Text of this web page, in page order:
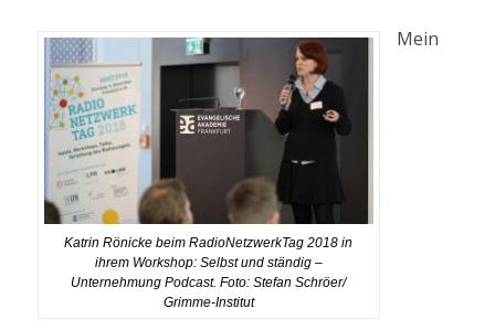
Katrin Rönicke beim RadioNetzwerkTag 2018 in
ihrem Workshop: Selbst und ständig –
Unternehmung Podcast. Foto: Stefan Schröer/
Grimme-Institut
Mein